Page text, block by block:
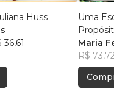
Huss
36,61
Uma
Maria
R$